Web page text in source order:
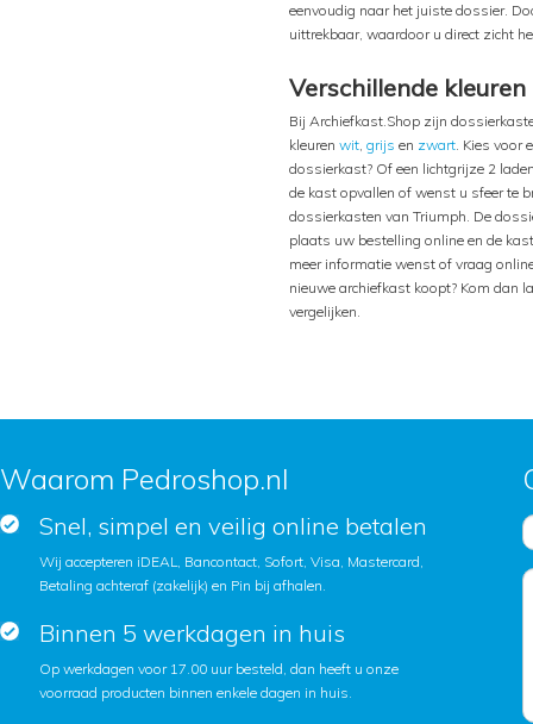
eenvoudig naar het juiste dossier.
uittrekbaar, waardoor u direct zicht
Verschillende
Bij Archiefkast.Shop zijn
kleuren wit, grijs en zwart. Kies voor
dossierkast? Of een lichtgrijze 2
de kast opvallen of wenst u sfeer te
dossierkasten van Triumph. De
plaats uw bestelling online en de
meer informatie wenst of vraag
nieuwe archiefkast koopt? Kom dan
vergelijken.
Waarom Pedroshop.nl
Snel, simpel en veilig online betalen
Wij accepteren iDEAL, Bancontact, Sofort, Visa, Mastercard,
Betaling achteraf (zakelijk) en Pin bij afhalen.
Binnen 5 werkdagen in huis
Op werkdagen voor 17.00 uur besteld, dan heeft u onze
voorraad producten binnen enkele dagen in huis.